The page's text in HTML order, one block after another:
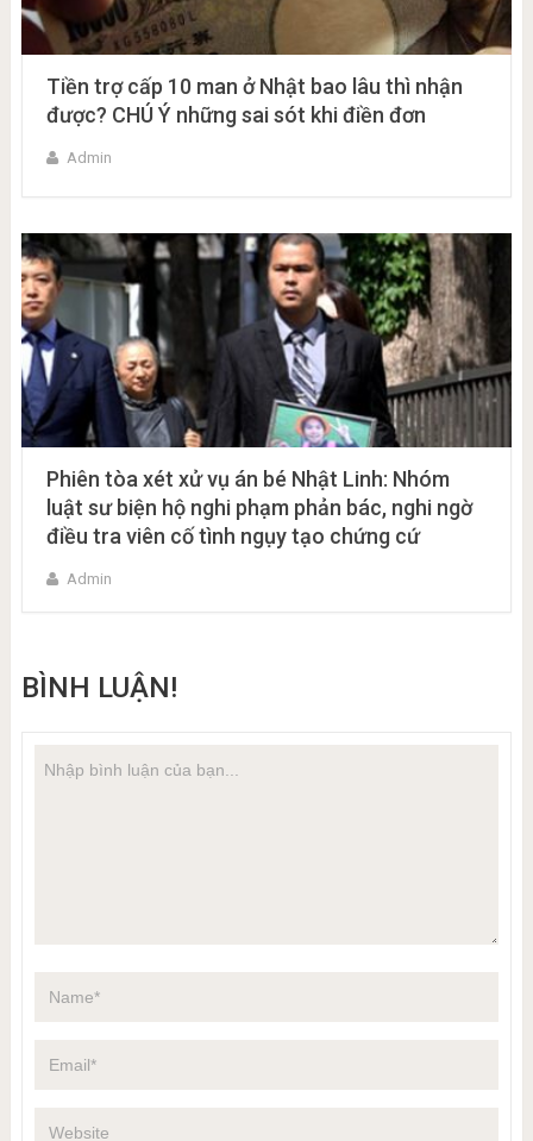
Tiền trợ cấp 10 man ở Nhật bao lâu thì nhận
được? CHÚ Ý những sai sót khi điền đơn
Admin
Phiên tòa xét xử vụ án bé Nhật Linh: Nhóm
luật sư biện hộ nghi phạm phản bác, nghi ngờ
điều tra viên cố tình ngụy tạo chứng cứ
Admin
BÌNH LUẬN!